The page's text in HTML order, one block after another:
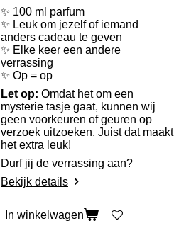
✨ 100 ml parfum
✨ Leuk om jezelf of iemand
anders cadeau te geven
✨ Elke keer een andere
verrassing
✨ Op = op
Let op: Omdat het om een
mysterie tasje gaat, kunnen wij
geen voorkeuren of geuren op
verzoek uitzoeken. Juist dat maakt
het extra leuk!
Durf jij de verrassing aan?
Bekijk details
In winkelwagen